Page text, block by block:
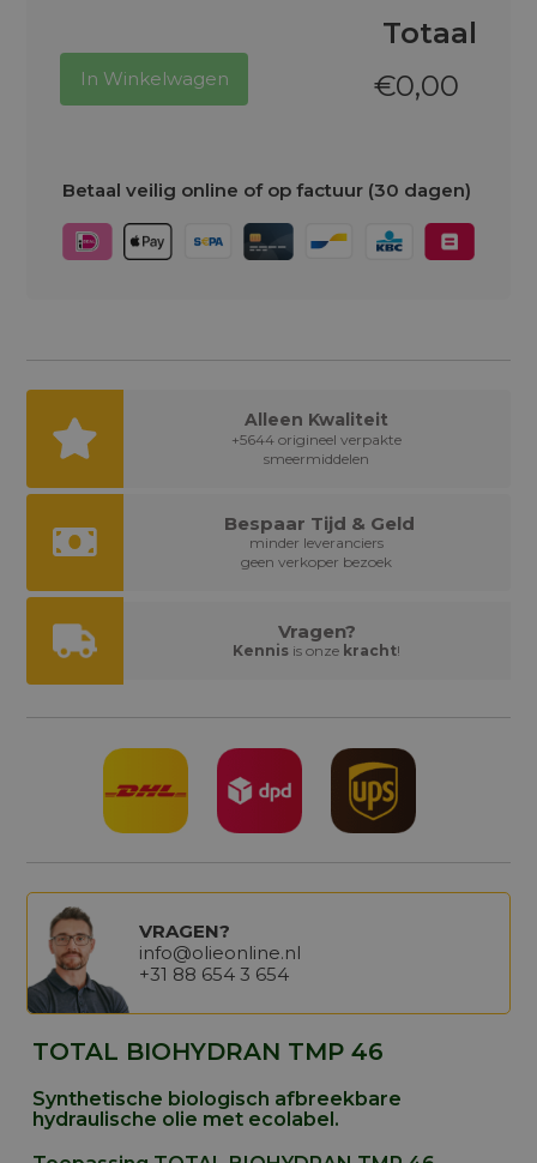
Totaal
€0,00
In Winkelwagen
Betaal veilig online of op factuur (30 dagen)
Alleen Kwaliteit
+5644 origineel verpakte
smeermiddelen
Bespaar Tijd & Geld
minder leveranciers
geen verkoper bezoek
Vragen?
Kennis is onze kracht!
VRAGEN?
info@olieonline.nl
+31 88 654 3 654
TOTAL BIOHYDRAN TMP 46
Synthetische biologisch afbreekbare
hydraulische olie met ecolabel.